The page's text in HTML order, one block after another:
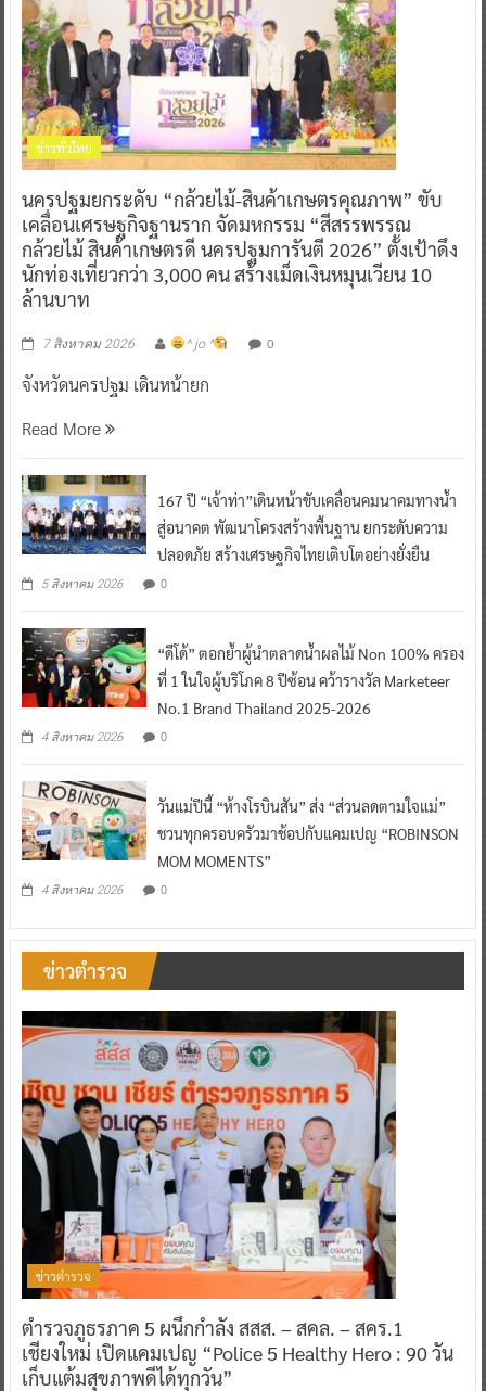
ข่าวทั่วไทย
นครปฐมยกระดับ “กล้วยไม้-สินค้าเกษตรคุณภาพ” ขับ
เคลื่อนเศรษฐกิจฐานราก จัดมหกรรม “สีสรรพรรณ
กล้วยไม้ สินค้าเกษตรดี นครปฐมการันตี 2026” ตั้งเป้าดึง
นักท่องเที่ยวกว่า 3,000 คน สร้างเม็ดเงินหมุนเวียน 10
ล้านบาท
7 สิงหาคม 2026 ^ jo ^ 0
จังหวัดนครปฐม เดินหน้ายก
Read More
167 ปี “เจ้าท่า”เดินหน้าขับเคลื่อนคมนาคมทางน้ำ
สู่อนาคต พัฒนาโครงสร้างพื้นฐาน ยกระดับความ
ปลอดภัย สร้างเศรษฐกิจไทยเติบโตอย่างยั่งยืน
5 สิงหาคม 2026 0
“ดีโด้” ตอกย้ำผู้นำตลาดน้ำผลไม้ Non 100% ครอง
ที่ 1 ในใจผู้บริโภค 8 ปีซ้อน คว้ารางวัล Marketeer
No.1 Brand Thailand 2025-2026
4 สิงหาคม 2026 0
วันแม่ปีนี้ “ห้างโรบินสัน” ส่ง “ส่วนลดตามใจแม่”
ชวนทุกครอบครัวมาช้อปกับแคมเปญ “ROBINSON
MOM MOMENTS”
4 สิงหาคม 2026 0
ข่าวตำรวจ
ข่าวตำรวจ
ตำรวจภูธรภาค 5 ผนึกกำลัง สสส. – สคล. – สคร.1
เชียงใหม่ เปิดแคมเปญ “Police 5 Healthy Hero : 90 วัน
เก็บแต้มสุขภาพดีได้ทุกวัน”